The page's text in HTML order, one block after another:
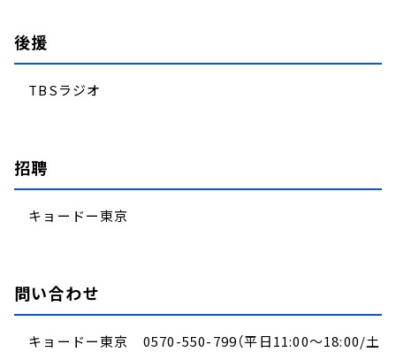
後援
TBSラジオ
招聘
キョードー東京
問い合わせ
キョードー東京 0570-550-799（平日11:00～18:00/土